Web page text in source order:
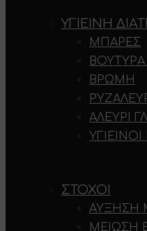
ΥΓΙΕΙΝΉ
ΜΠΆΡΕΣ
ΒΡΏΜΗ
ΑΛΕΎΡΙ
ΣΤΌΧΟΙ
ΑΎΞΗΣΗ
ΜΕΊΩΣΗ